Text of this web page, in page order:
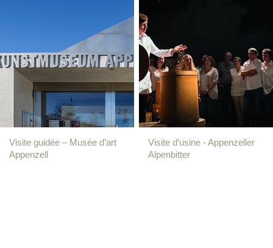
Visite guidée – Musée d’art
Appenzell
Visite d’usine - Appenzeller
Alpenbitter